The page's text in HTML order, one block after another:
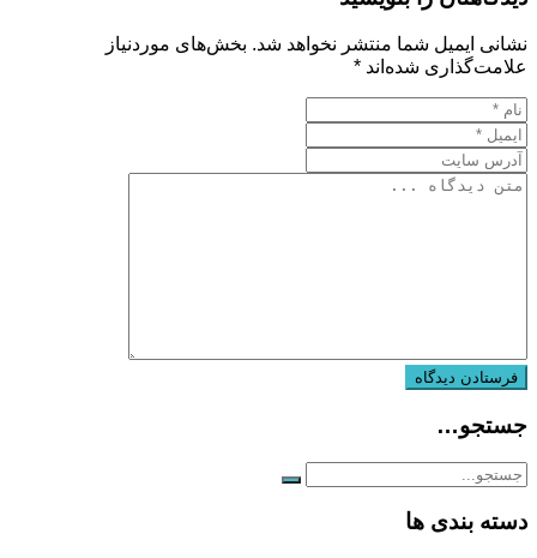
نشانی ایمیل شما منتشر نخواهد شد. بخش‌های موردنیاز
علامت‌گذاری شده‌اند *
جستجو…
دسته بندی ها